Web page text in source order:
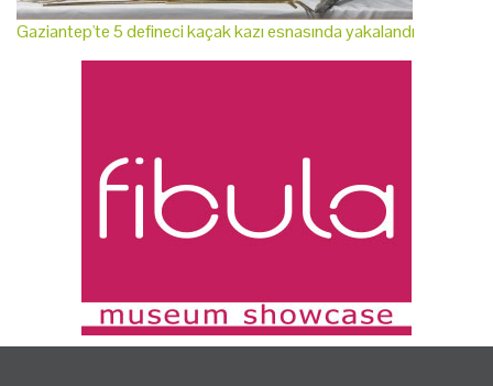
Gaziantep'te 5 defineci kaçak kazı esnasında yakalandı